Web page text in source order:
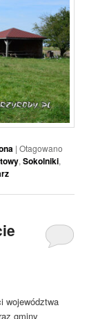
|Otagowano
,Sokolniki,
województwa
gminy